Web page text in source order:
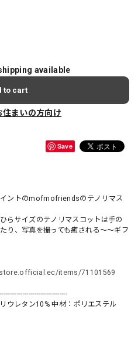
available
to cart
住まいの方向け
Save
ントのmofmofriendsのテノリマス
らサイズのテノリマスコットは手の
り、写真を撮っても癒される〜〜ギフ
items/71101569
ウレタン10% 中材：ポリエステル